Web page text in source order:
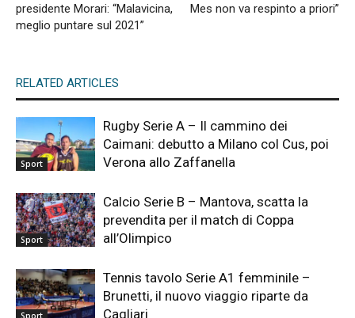
presidente Morari: “Malavicina,
meglio puntare sul 2021”
Mes non va respinto a priori”
RELATED ARTICLES
Sport
Rugby Serie A – Il cammino dei
Caimani: debutto a Milano col Cus, poi
Verona allo Zaffanella
Sport
Calcio Serie B – Mantova, scatta la
prevendita per il match di Coppa
all’Olimpico
Tennis tavolo Serie A1 femminile –
Brunetti, il nuovo viaggio riparte da
Cagliari